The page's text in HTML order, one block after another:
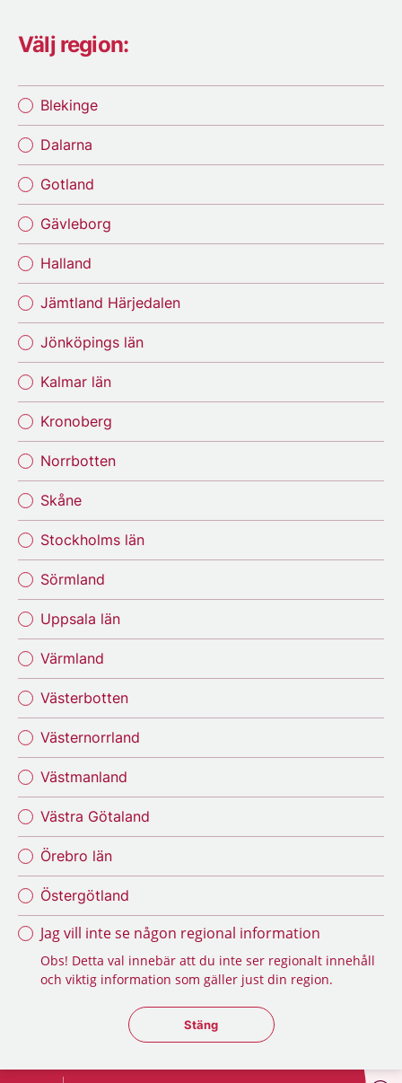
Välj region:
Blekinge
Dalarna
Gotland
Gävleborg
Halland
Jämtland Härjedalen
Jönköpings län
Kalmar län
Kronoberg
Norrbotten
Skåne
Stockholms län
Sörmland
Uppsala län
Värmland
Västerbotten
Västernorrland
Västmanland
Västra Götaland
Örebro län
Östergötland
Jag vill inte se någon regional information
Obs! Detta val innebär att du inte ser regionalt innehåll
och viktig information som gäller just din region.
Stäng regionsväljaren
Stäng